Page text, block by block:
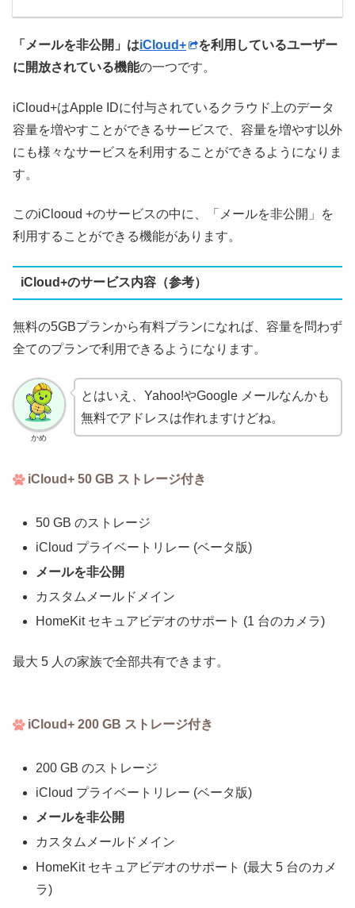
「メールを非公開」はiCloud+
を利用しているユーザー
に開放されている機能の一つです。
iCloud+はApple IDに付与されているクラウド上のデータ
容量を増やすことができるサービスで、容量を増やす以外
にも様々なサービスを利用することができるようになりま
す。
このiClooud +のサービスの中に、「メールを非公開」を
利用することができる機能があります。
iCloud+のサービス内容（参考）
無料の5GBプランから有料プランになれば、容量を問わず
全てのプランで利用できるようになります。
かめ
とはいえ、Yahoo!やGoogle メールなんかも
無料でアドレスは作れますけどね。
iCloud+ 50 GB ストレージ付き
50 GB のストレージ
iCloud プライベートリレー (ベータ版)
メールを非公開
カスタムメールドメイン
HomeKit セキュアビデオのサポート (1 台のカメラ)
最大 5 人の家族で全部共有できます。
iCloud+ 200 GB ストレージ付き
200 GB のストレージ
iCloud プライベートリレー (ベータ版)
メールを非公開
カスタムメールドメイン
HomeKit セキュアビデオのサポート (最大 5 台のカメ
ラ)